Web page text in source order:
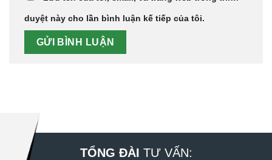
duyệt này cho lần bình luận kế tiếp của tôi.
TỔNG ĐÀI TƯ VẤN: